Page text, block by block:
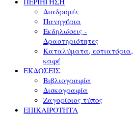
Διαδρομές
Πανηγύρια
Εκδηλώσεις -
Δραστηριότητες
Καταλύματα, εστιατόρια,
καφέ
ΕΚΔΟΣΕΙΣ
Βιβλιογραφία
Δισκογραφία
Ζαγορίσιος τύπος
ΕΠΙΚΑΙΡΟΤΗΤΑ